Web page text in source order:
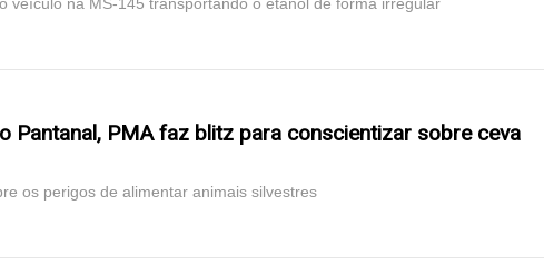
veículo na MS-145 transportando o etanol de forma irregular
Pantanal, PMA faz blitz para conscientizar sobre ceva
os perigos de alimentar animais silvestres